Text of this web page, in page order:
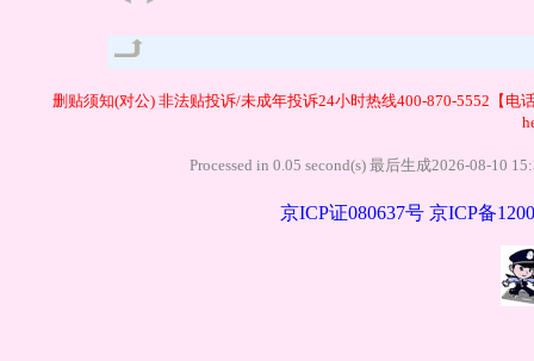
删贴须知(对公)非法贴投诉/未成年投诉24小时热线400-870-5552【电
Processed in 0.05 second(s) 最后生成2026-08-10
京ICP证080637号 京ICP备